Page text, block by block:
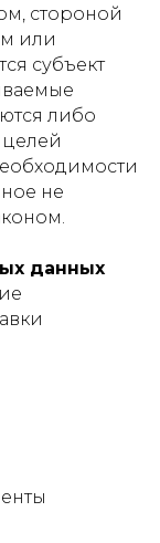
стороной
или
субъект
либо
не
данных